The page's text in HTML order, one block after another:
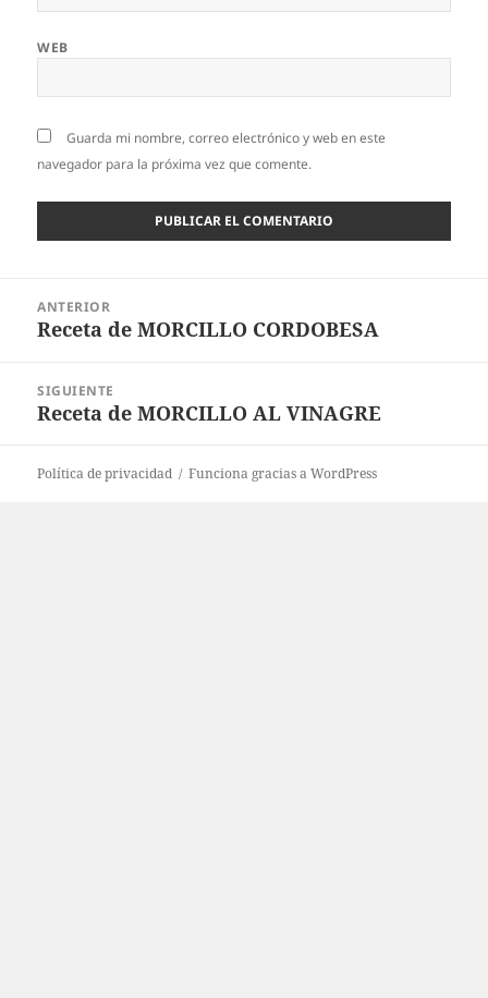
WEB
Guarda mi nombre, correo electrónico y web en este
navegador para la próxima vez que comente.
entradas
ANTERIOR
Entrada
Receta de MORCILLO CORDOBESA
SIGUIENTE
Entrada
Receta de MORCILLO AL VINAGRE
Política de privacidad Funciona gracias a WordPress